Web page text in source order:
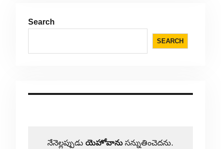
Search
SEARCH
నేనెల్లప్పుడుయెహోవాను సన్నుతించెదను.